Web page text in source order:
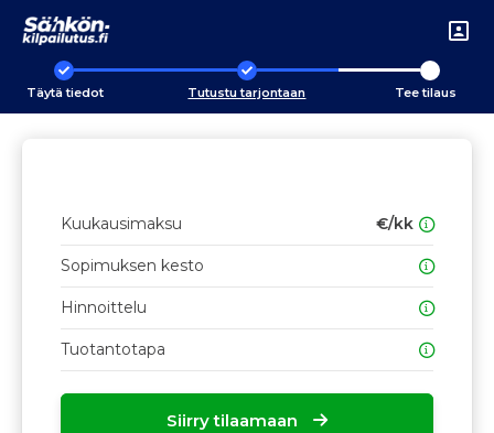
Täytä tiedot Tutustu tarjontaan Tee tilaus
Kuukausimaksu €/kk
Sopimuksen kesto
Hinnoittelu
Tuotantotapa
Siirry tilaamaan